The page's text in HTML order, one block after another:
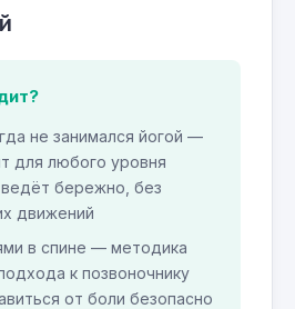
не занимался йогой —
для любого уровня
бережно, без
движений
в спине — методика
к позвоночнику
от боли безопасно